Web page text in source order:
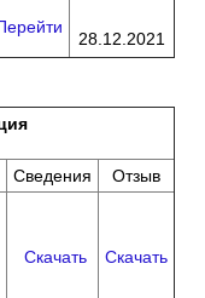
28.12.2021
Сведения
Отзыв
Скачать Скачать